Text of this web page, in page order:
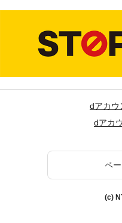
dアカウ
dアカ
ペ
(c)